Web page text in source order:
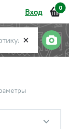
Вход 0
✕